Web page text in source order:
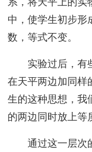
中，使学生初步形
数，等式不变。
实验过后，有些
在天平两边加同样
生的这种思想，我
的两边同时放上等
通过这一层次的